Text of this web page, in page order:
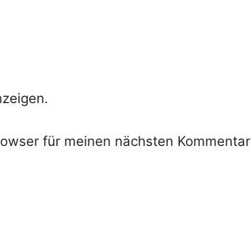
für meinen nächsten Kommentar